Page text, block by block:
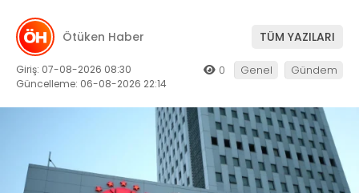
Ötüken Haber TÜM YAZILARI
Giriş: 07-08-2026 08:30
Güncelleme: 06-08-2026 22:14
0 Genel Gündem